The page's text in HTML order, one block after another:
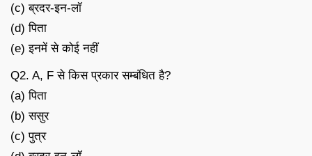
(c) ब्रदर-इन-लॉ
(d) पिता
(e) इनमें से कोई नहीं
Q2. A, F से किस प्रकार सम्बंधित है?
(a) पिता
(b) ससुर
(c) पुत्र